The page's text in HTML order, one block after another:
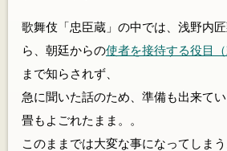
歌舞伎「忠臣蔵」の中では、浅野内
ら、朝廷からの使者を接待する役目（
まで知らされず、
急に聞いた話のため、準備も出来てい
畳もよごれたまま。。
このままでは大変な事になってしまう